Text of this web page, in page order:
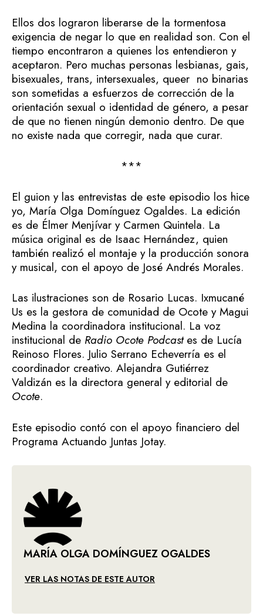
Ellos dos lograron liberarse de la tormentosa
exigencia de negar lo que en realidad son. Con el
tiempo encontraron a quienes los entendieron y
aceptaron. Pero muchas personas lesbianas, gais,
bisexuales, trans, intersexuales, queer no binarias
son sometidas a esfuerzos de corrección de la
orientación sexual o identidad de género, a pesar
de que no tienen ningún demonio dentro. De que
no existe nada que corregir, nada que curar.
***
El guion y las entrevistas de este episodio los hice
yo, María Olga Domínguez Ogaldes. La edición
es de Élmer Menjívar y Carmen Quintela. La
música original es de Isaac Hernández, quien
también realizó el montaje y la producción sonora
y musical, con el apoyo de José Andrés Morales.
Las ilustraciones son de Rosario Lucas. Ixmucané
Us es la gestora de comunidad de Ocote y Magui
Medina la coordinadora institucional. La voz
institucional de Radio Ocote Podcastes de Lucía
Reinoso Flores. Julio Serrano Echeverría es el
coordinador creativo. Alejandra Gutiérrez
Valdizán es la directora general y editorial de
Ocote.
Este episodio contó con el apoyo financiero del
Programa Actuando Juntas Jotay.
MARÍA OLGA DOMÍNGUEZ OGALDES
VER LAS NOTAS DE ESTE AUTOR